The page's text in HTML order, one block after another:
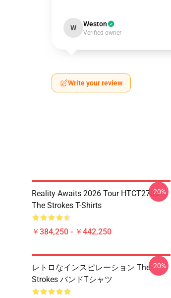
W Weston
Verified owner
Write your review
Reality Awaits 2026 Tour HTCT2706
The Strokes T-Shirts
￥384,250 - ￥442,250
-20%
レトロなインスピレーション The
Strokes バンドTシャツ
-20%